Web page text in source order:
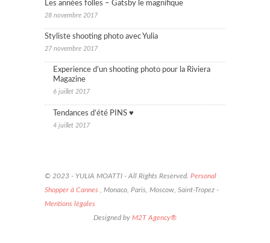
Les années folles – Gatsby le magnifique
28 novembre 2017
Styliste shooting photo avec Yulia
27 novembre 2017
Experience d’un shooting photo pour la Riviera
Magazine
6 juillet 2017
Tendances d’été PINS ♥
4 juillet 2017
© 2023 - YULIA MOATTI - All Rights Reserved. Personal
Shopper à Cannes , Monaco, Paris, Moscow, Saint-Tropez -
Mentions légales
Designed by M2T Agency®